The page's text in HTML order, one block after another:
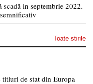
in septembrie 2022.
Toate stirile
de stat din Europa